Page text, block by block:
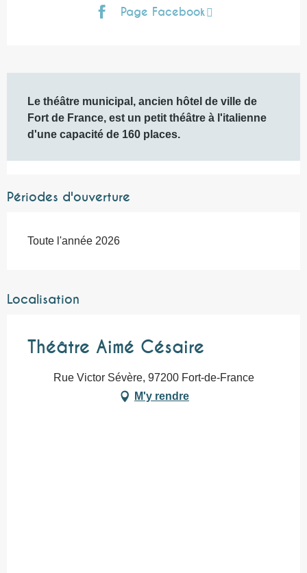
Page Facebook
Le théâtre municipal, ancien hôtel de ville de
Fort de France, est un petit théâtre à l'italienne
d'une capacité de 160 places.
Périodes d'ouverture
Toute l'année 2026
Localisation
Théâtre Aimé Césaire
Rue Victor Sévère, 97200 Fort-de-France
M'y rendre